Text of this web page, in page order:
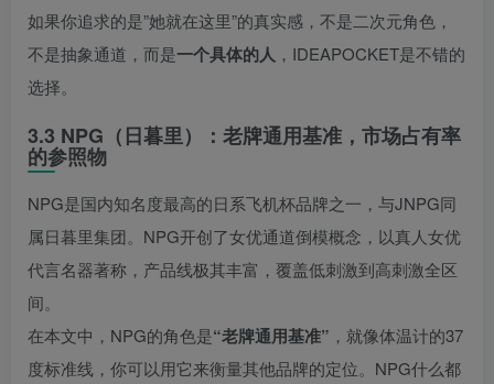
如果你追求的是”她就在这里”的真实感，不是二次元角色，
不是抽象通道，而是一个具体的人 ，IDEAPOCKET是不错的
选择。
3.3 NPG（日暮里）：老牌通用基准，市场占有率
的参照物
NPG是国内知名度最高的日系飞机杯品牌之一，与JNPG同
属日暮里集团。NPG开创了女优通道倒模概念，以真人女优
代言名器著称，产品线极其丰富，覆盖低刺激到高刺激全区
间。
在本文中，NPG的角色是“老牌通用基准” ，就像体温计的37
度标准线，你可以用它来衡量其他品牌的定位。NPG什么都